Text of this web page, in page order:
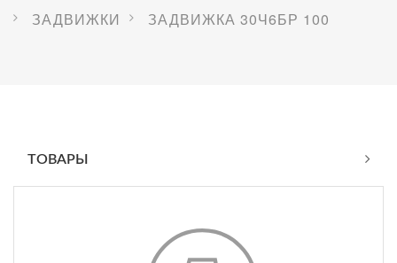
ЗАДВИЖКИ
ЗАДВИЖКА 30Ч6БР 100
ТОВАРЫ